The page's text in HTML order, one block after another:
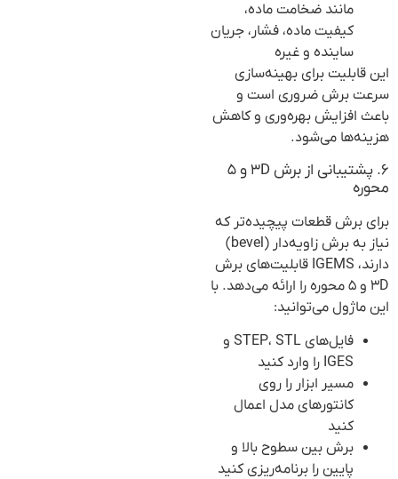
مانند ضخامت ماده،
کیفیت ماده، فشار، جریان
ساینده و غیره
این قابلیت برای بهینه‌سازی
سرعت برش ضروری است و
باعث افزایش بهره‌وری و کاهش
هزینه‌ها می‌شود.
۶. پشتیبانی از برش ۳D و ۵
محوره
برای برش قطعات پیچیده‌تر که
نیاز به برش زاویه‌دار (bevel)
دارند، IGEMS قابلیت‌های برش
۳D و ۵ محوره را ارائه می‌دهد. با
این ماژول می‌توانید:
فایل‌های STEP، STL و
IGES را وارد کنید
مسیر ابزار را روی
کانتورهای مدل اعمال
کنید
برش بین سطوح بالا و
پایین را برنامه‌ریزی کنید